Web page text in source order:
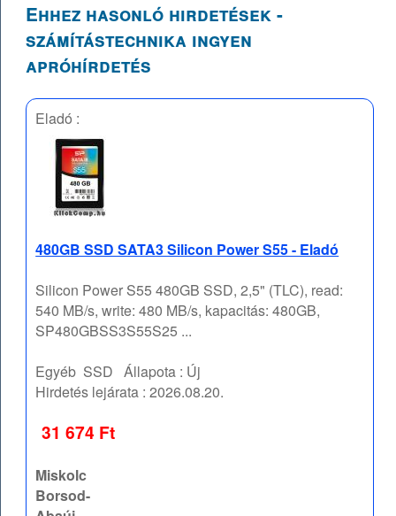
Ehhez hasonló hirdetések -
számítástechnika ingyen
apróhírdetés
Eladó :
480GB SSD SATA3 Silicon Power S55 - Eladó
Silicon Power S55 480GB SSD, 2,5" (TLC), read:
540 MB/s, write: 480 MB/s, kapacitás: 480GB,
SP480GBSS3S55S25 ...
Egyéb SSD Állapota : Új
Hirdetés lejárata :2026.08.20.
31 674 Ft
Miskolc
Borsod-